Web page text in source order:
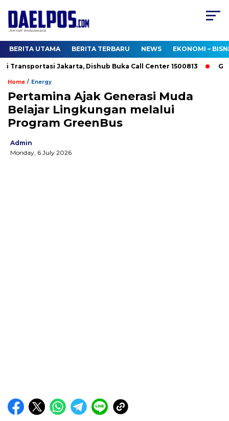
BERITA UTAMA BERITA TERBARU NEWS EKONOMI –
Jakarta, Dishub Buka Call Center 1500813
Home / Energy
Pertamina Ajak Generasi Muda
Belajar Lingkungan melalui
Program GreenBus
Admin
Monday, 6 July 2026